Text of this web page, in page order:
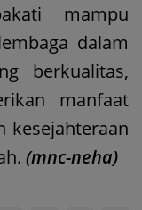
mampu
dalam
berkualitas,
manfaat
kesejahteraan
(mnc-neha)